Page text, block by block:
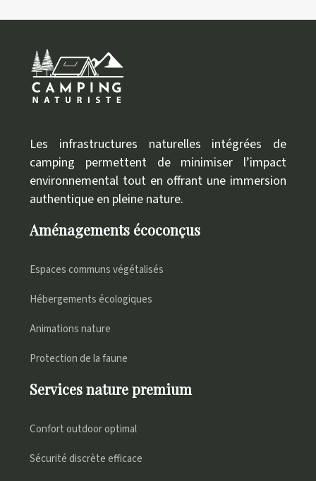
Les infrastructures naturelles intégrées de
camping permettent de minimiser l’impact
environnemental tout en offrant une immersion
authentique en pleine nature.
Aménagements écoconçus
Espaces communs végétalisés
Hébergements écologiques
Animations nature
Protection de la faune
Services nature premium
Confort outdoor optimal
Sécurité discrète efficace